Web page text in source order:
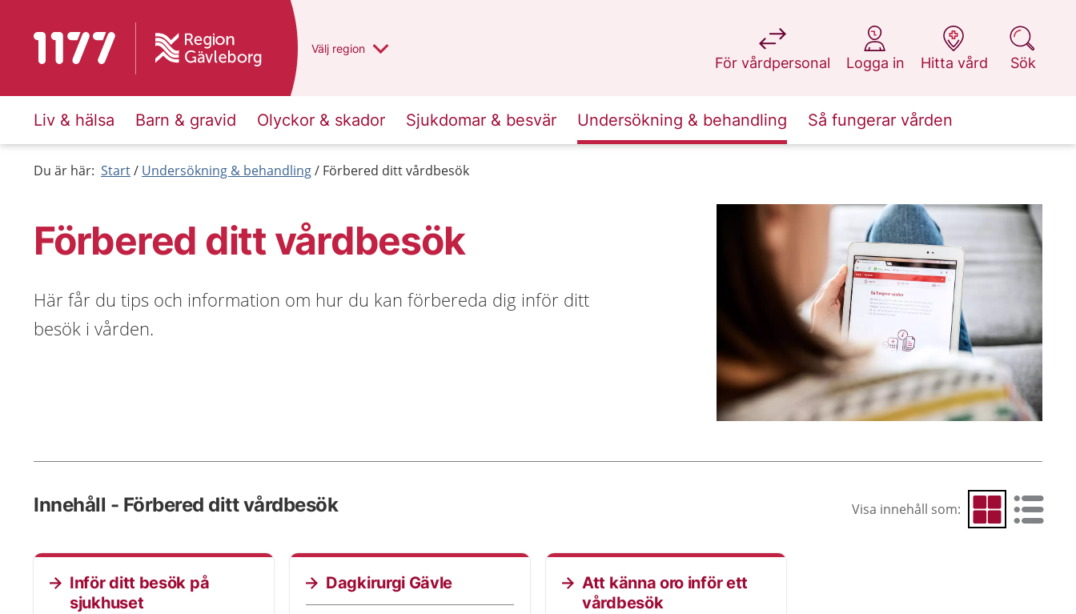
Till startsidan för 1177 Du har valt region
Välj en annan
region
För vårdpersonal
på 1177.se
Logga in
på 1177.se
Hitta vård
på 1177.se
Sök
på 1177.se
Liv & hälsa Barn & gravid Olyckor & skador Sjukdomar & besvär Undersökning & behandling Så fungerar vården
Du är här: Start Undersökning & behandling Förbered ditt vårdbesök
Förbered ditt vårdbesök
Här får du tips och information om hur du kan förbereda dig inför ditt
besök i vården.
Innehåll - Förbered ditt vårdbesök Visa innehåll som: Visa som rutnät
Visa som
Inför ditt besök på
sjukhuset
Dagkirurgi Gävle
Att känna oro inför ett
vårdbesök